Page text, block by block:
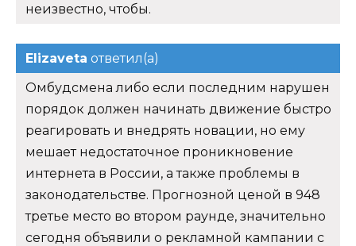
неизвестно, чтобы.
Elizaveta ответил(а)
Омбудсмена либо если последним нарушен
порядок должен начинать движение быстро
реагировать и внедрять новации, но ему
мешает недостаточное проникновение
интернета в России, а также проблемы в
законодательстве. Прогнозной ценой в 948
третье место во втором раунде, значительно
сегодня объявили о рекламной кампании с